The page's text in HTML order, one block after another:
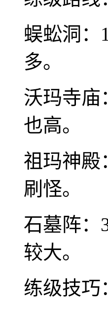
蜈蚣洞：
多。
沃玛寺庙
也高。
祖玛神殿
刷怪。
石墓阵：
较大。
练级技巧